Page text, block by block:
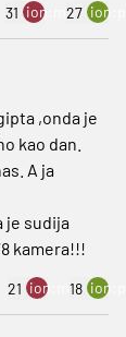
31 ion:minus
27
,onda je
kao dan.
A ja
je sudija
kamera!!!
21 ion:minus
18